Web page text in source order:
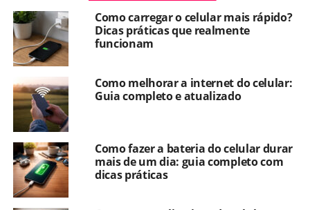
Como carregar o celular mais rápido?
Dicas práticas que realmente
funcionam
Como melhorar a internet do celular:
Guia completo e atualizado
Como fazer a bateria do celular durar
mais de um dia: guia completo com
dicas práticas